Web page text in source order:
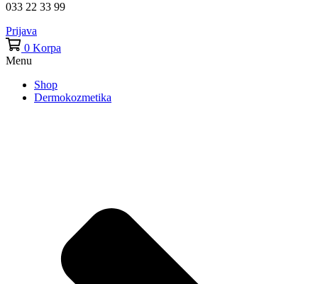
033 22 33 99
Prijava
0 Korpa
Menu
Shop
Dermokozmetika